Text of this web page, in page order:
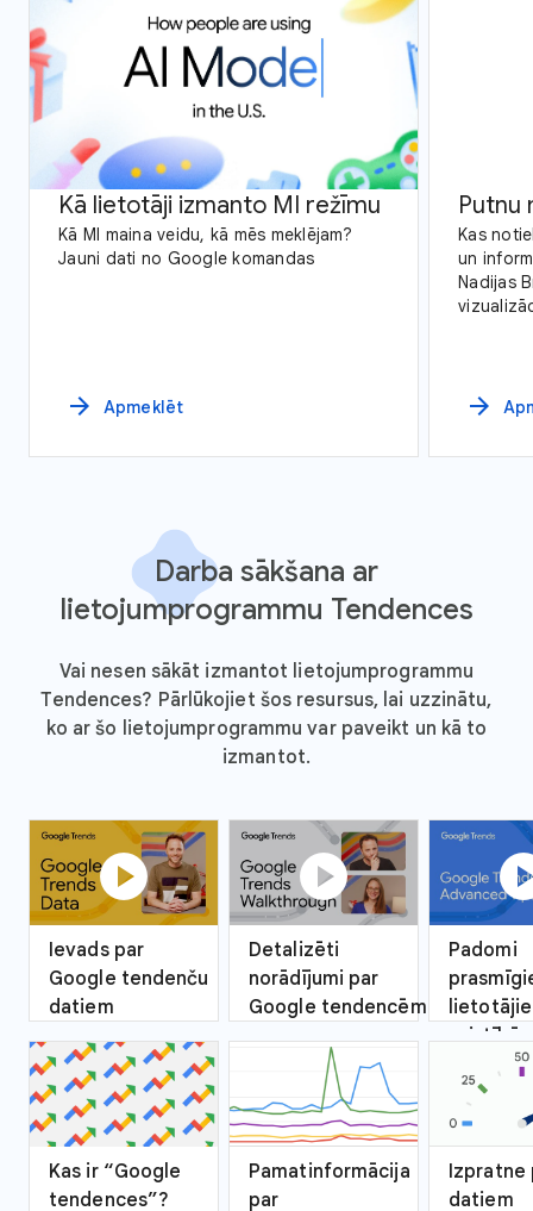
Kā lietotāji izmanto MI režīmu
Kā MI maina veidu, kā mēs meklējam?
Jauni dati no Google komandas
arrow_forward Apmeklēt
Putnu
Kas
un
Nadijas
arrow_forward
Darba sākšana ar
lietojumprogrammu Tendences
Vai nesen sākāt izmantot lietojumprogrammu
Tendences? Pārlūkojiet šos resursus, lai uzzinātu,
ko ar šo lietojumprogrammu var paveikt un kā to
izmantot.
play_circle
Ievads par
Google tendenču
datiem
play_circle
Detalizēti
norādījumi par
Google tendencēm
Padomi
saistībā
Google
Kas ir “Google
tendences”?
Pamatinformācija
par
Izpratne
datiem